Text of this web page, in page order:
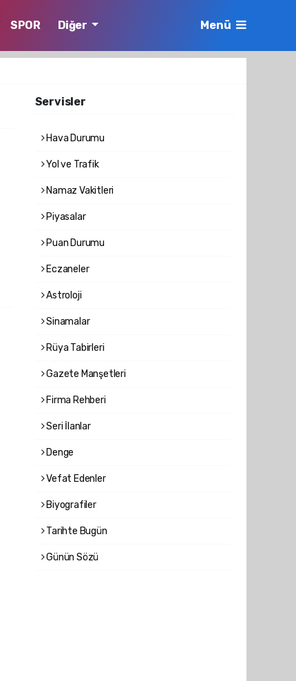
SPOR
Diğer Menü
Servisler
Hava Durumu
Yol ve Trafik
Namaz Vakitleri
Piyasalar
Puan Durumu
Eczaneler
Astroloji
Sinamalar
Rüya Tabirleri
Gazete Manşetleri
Firma Rehberi
Seri İlanlar
Denge
Vefat Edenler
Biyografiler
Tarihte Bugün
Günün Sözü